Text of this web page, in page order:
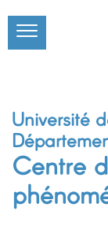
Université
Centre